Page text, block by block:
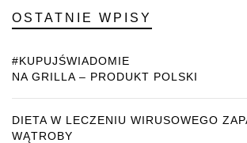
OSTATNIE WPISY
#KUPUJŚWIADOMIE
NA GRILLA – PRODUKT POLSKI
DIETA W LECZENIU WIRUSOWEGO
WĄTROBY